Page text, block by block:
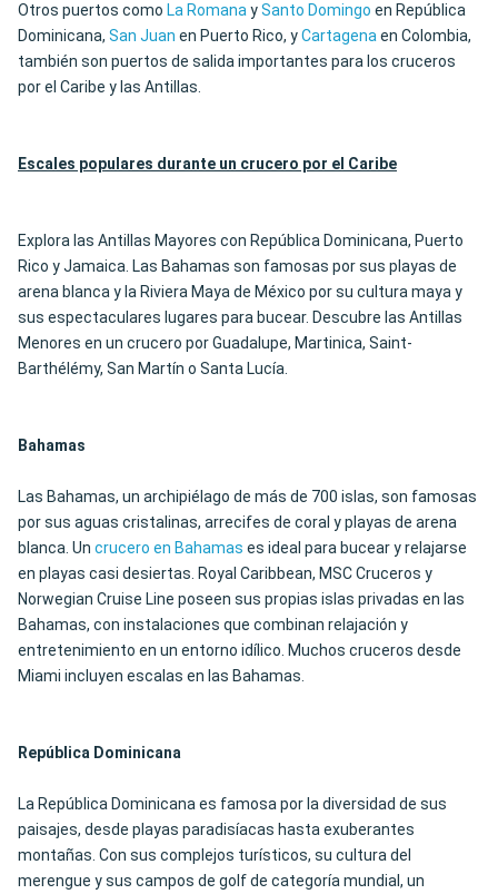
Otros puertos como La RomanaySanto Domingo en República
Dominicana, San Juan en Puerto Rico, yCartagenaen Colombia,
también son puertos de salida importantes para los cruceros
por el Caribe y las Antillas.
Escales populares durante un crucero por el Caribe
Explora las Antillas Mayores con República Dominicana, Puerto
Rico y Jamaica. Las Bahamas son famosas por sus playas de
arena blanca y la Riviera Maya de México por su cultura maya y
sus espectaculares lugares para bucear. Descubre las Antillas
Menores en un crucero por Guadalupe, Martinica, Saint-
Barthélémy, San Martín o Santa Lucía.
Bahamas
Las Bahamas, un archipiélago de más de 700 islas, son famosas
por sus aguas cristalinas, arrecifes de coral y playas de arena
blanca. Un crucero en Bahamas es ideal para bucear y relajarse
en playas casi desiertas. Royal Caribbean, MSC Cruceros y
Norwegian Cruise Line poseen sus propias islas privadas en las
Bahamas, con instalaciones que combinan relajación y
entretenimiento en un entorno idílico. Muchos cruceros desde
Miami incluyen escalas en las Bahamas.
República Dominicana
La República Dominicana es famosa por la diversidad de sus
paisajes, desde playas paradisíacas hasta exuberantes
montañas. Con sus complejos turísticos, su cultura del
merengue y sus campos de golf de categoría mundial, un